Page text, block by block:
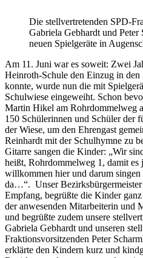
Die stellvertretenden SPD-
Gabriela Gebhardt und Peter
neuen Spielgeräte in
Am 11. Juni war es soweit: Zwei
Heinroth-Schule den Einzug in den
konnte, wurde nun die mit
Schulwiese eingeweiht. Schon
Martin Hikel am Rohrdommelweg
150 Schülerinnen und Schüler der
der Wiese, um den Ehrengast
Reinhardt mit der Schulhymne zu
Gitarre sangen die Kinder: „Wir
heißt, Rohrdommelweg 1, damit es
willkommen hier und darum
da…“. Unser
Empfang, begrüßte die Kinder
der anwesenden Mitarbeiterin und
und begrüßte zudem unsere
Gabriela Gebhardt und unseren
Fraktionsvorsitzenden Peter
erklärte den Kindern kurz und